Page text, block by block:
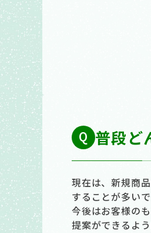
普段ど
現在は、新規商
することが多いで
今後はお客様の
提案ができるよ